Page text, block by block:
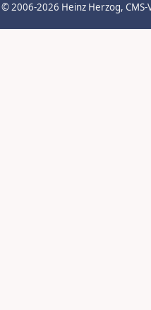
© 2006-2026 Heinz Herzog,